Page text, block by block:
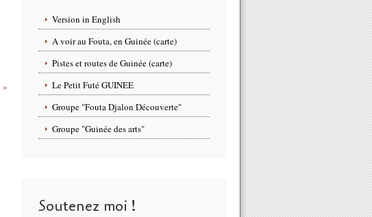
Version in English
A voir au Fouta, en Guinée (carte)
Pistes et routes de Guinée (carte)
Le Petit Futé GUINEE
Groupe "Fouta Djalon Découverte"
Groupe "Guinée des arts"
Soutenez moi !